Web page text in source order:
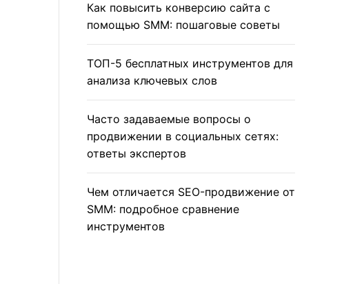
Как повысить конверсию сайта с
помощью SMM: пошаговые советы
ТОП-5 бесплатных инструментов для
анализа ключевых слов
Часто задаваемые вопросы о
продвижении в социальных сетях:
ответы экспертов
Чем отличается SEO-продвижение от
SMM: подробное сравнение
инструментов